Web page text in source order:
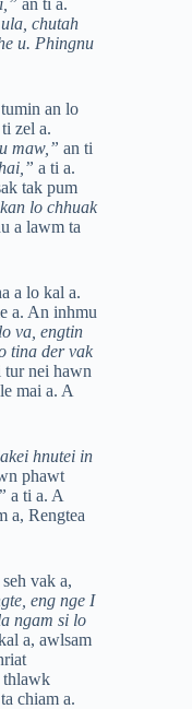
an ti a.
chutah
u. Phingnu
an lo
zel a.
maw,” an ti
a ti a.
tak pum
lo chhuak
a lawm ta
a lo kal a.
a. An inhmu
va, engtin
tina der vak
tur nei hawn
mai a. A
hnutei in
phawt
a ti a. A
a, Rengtea
vak a,
eng nge I
ngam si lo
a, awlsam
thlawk
chiam a.